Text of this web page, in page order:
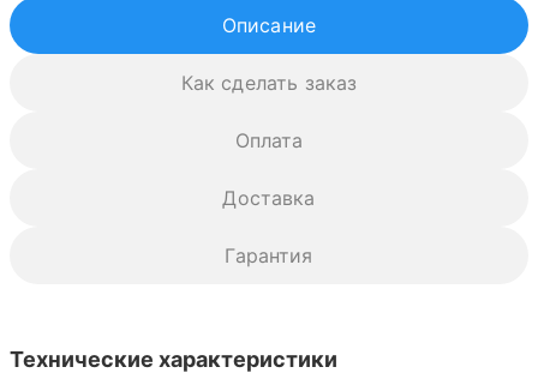
Описание
Как сделать заказ
Оплата
Доставка
Гарантия
Технические характеристики